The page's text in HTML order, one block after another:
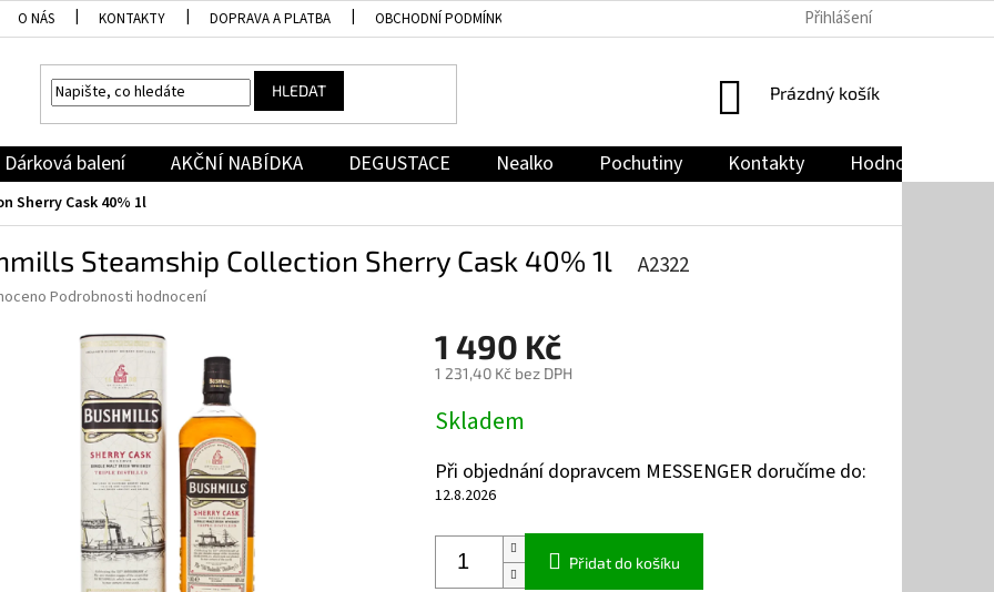
O NÁS KONTAKTY DOPRAVA A PLATBA OBCHODNÍ PODMÍNKY JAK NAKUPOVAT
Přihlášení
HLEDAT
NÁKUPNÍ
Prázdný košík
Dárková balení AKČNÍ NABÍDKA DEGUSTACE Nealko Pochutiny Kontakty Hodnocení
Sherry Cask 40% 1l
Steamship Collection Sherry Cask 40% 1l A2322
Podrobnosti hodnocení
1 490 Kč
1 231,40 Kč bez DPH
cena:
Skladem
Při objednání dopravcem MESSENGER doručíme do:
12.8.2026
Přidat do košíku